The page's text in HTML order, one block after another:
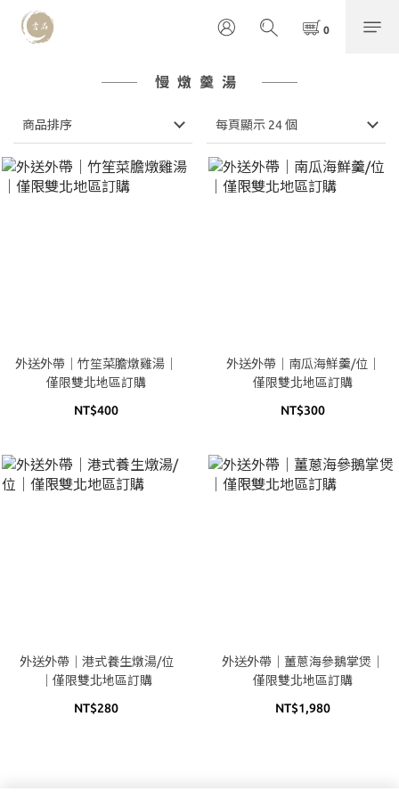
慢燉羹湯
商品排序 每頁顯示 24 個
外送外帶｜竹笙菜膽燉雞湯｜
僅限雙北地區訂購
NT$400
外送外帶｜南瓜海鮮羹/位｜
僅限雙北地區訂購
NT$300
外送外帶｜港式養生燉湯/位
｜僅限雙北地區訂購
NT$280
外送外帶｜薑蔥海參鵝掌煲｜
僅限雙北地區訂購
NT$1,980